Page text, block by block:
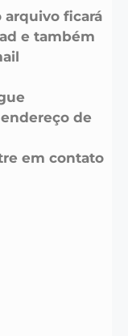
arquivo ficará
e também
de
em contato